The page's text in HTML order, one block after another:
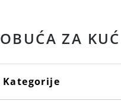
OBUĆA ZA
Kategorije